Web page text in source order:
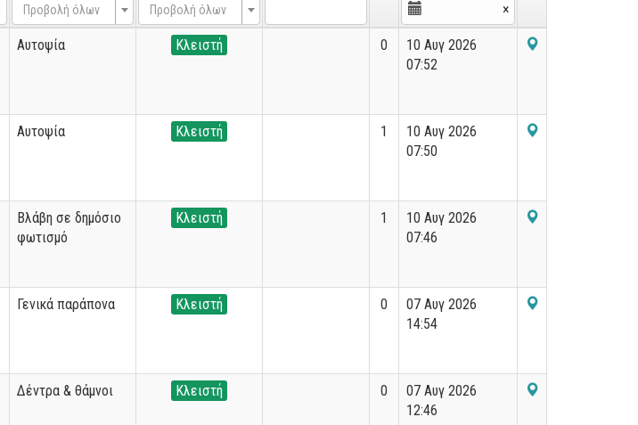
Προβολή όλων Προβολή όλων ×
Αυτοψία Κλειστή 0
10 Αυγ 2026
07:52
Αυτοψία Κλειστή 1
10 Αυγ 2026
07:50
Βλάβη σε δημόσιο
φωτισμό
Κλειστή 1
10 Αυγ 2026
07:46
Γενικά παράπονα Κλειστή 0
07 Αυγ 2026
14:54
Δέντρα & θάμνοι Κλειστή 0
07 Αυγ 2026
12:46